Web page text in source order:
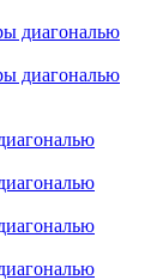
диагональю
диагональю